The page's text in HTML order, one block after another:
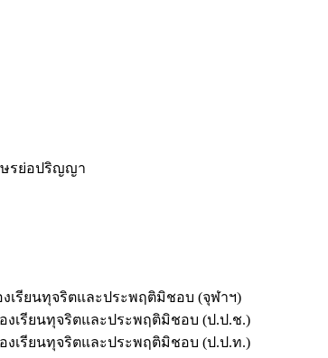
รย่อปริญญา
งเรียนทุจริตและประพฤติมิชอบ (จุฬาฯ)
งเรียนทุจริตและประพฤติมิชอบ (ป.ป.ช.)
งเรียนทุจริตและประพฤติมิชอบ (ป.ป.ท.)